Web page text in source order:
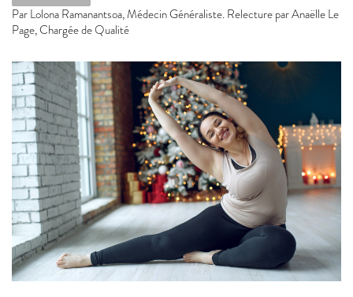
ParLolona Ramanantsoa, Médecin Généraliste. Relecture par Anaëlle Le
Page, Chargée de Qualité